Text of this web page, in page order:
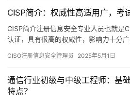
CISP简介：权威性高适用广，考
CISP简介注册信息安全专业人员也就是
认证，具有很高的权威性，影响力十分
CISO注册信息安全管理员 2025年5月1日
通信行业初级与中级工程师：基
特点？